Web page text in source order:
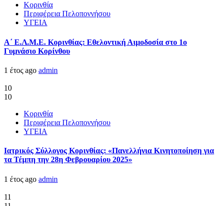
Κορινθία
Περιφέρεια Πελοποννήσου
ΥΓΕΙΑ
Α΄ Ε.Λ.Μ.Ε. Κορινθίας: Εθελοντική Αιμοδοσία στο 1ο
Γυμνάσιο Κορίνθου
1 έτος ago admin
10
10
Κορινθία
Περιφέρεια Πελοποννήσου
ΥΓΕΙΑ
Ιατρικός Σύλλογος Κορινθίας: «Πανελλήνια Κινητοποίηση για
τα Τέμπη την 28η Φεβρουαρίου 2025»
1 έτος ago admin
11